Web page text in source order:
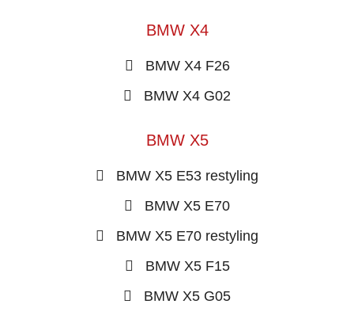
BMW X4
BMW X4 F26
BMW X4 G02
BMW X5
BMW X5 E53 restyling
BMW X5 E70
BMW X5 E70 restyling
BMW X5 F15
BMW X5 G05